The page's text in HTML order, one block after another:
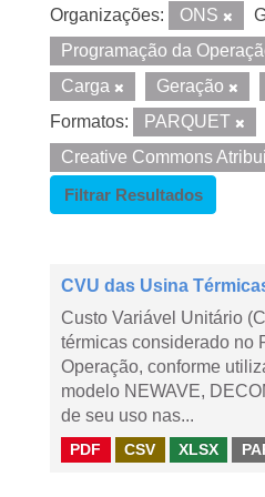
Organizações: ONS
Programação da
Carga
Geração
Formatos:
PARQUET
Creative Commons
Filtrar Resultados
CVU das Usina
Custo Variável Unitário
térmicas considerado no
Operação, conforme
modelo NEWAVE,
de seu uso nas...
PDF CSV XLSX